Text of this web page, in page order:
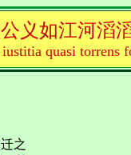
义如江河滔
quasi torrens
之